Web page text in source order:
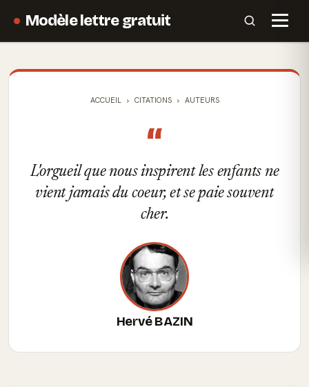
Modèle lettre gratuit
ACCUEIL CITATIONS AUTEURS
“
L'orgueil que nous inspirent les enfants ne
vient jamais du coeur, et se paie souvent
cher.
Hervé BAZIN